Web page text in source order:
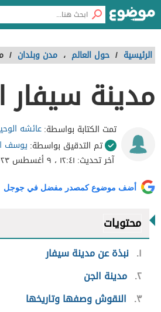
الرئيسية / حول العالم ، مدن وبلدان /
مدينة سيفار
تمت الكتابة بواسطة:عائشه
تم التدقيق بواسطة: يوسف
آخر تحديث: ١٢:٤١ ، ٩ أغسطس ٢٠٢٣
أضف موضوع كمصدر مفضل في جوجل
محتويات
١ نبذة عن مدينة سيفار
٢ مدينة الجن
٣
النقوش وصفها وتاريخها